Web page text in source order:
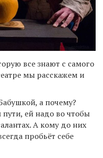
все знают с самого
мы расскажем и
а почему?
ей надо во чтобы
А кому до них
пробьёт себе